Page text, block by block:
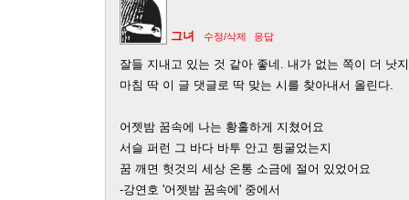
그녀 수정/삭제 응답
잘들 지내고 있는 것 같아 좋네. 내가 없는 쪽이 더 낫
마침 딱 이 글 댓글로 딱 맞는 시를 찾아내서 올린다.
어젯밤 꿈속에 나는 황홀하게 지쳤어요
서슬 퍼런 그 바다 바투 안고 뒹굴었는지
꿈 깨면 헛것의 세상 온통 소금에 절어 있었어요
-강연호 '어젯밤 꿈속에' 중에서